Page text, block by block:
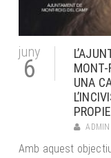
juny
6
MONT-
UNA
ADMIN
Amb aquest